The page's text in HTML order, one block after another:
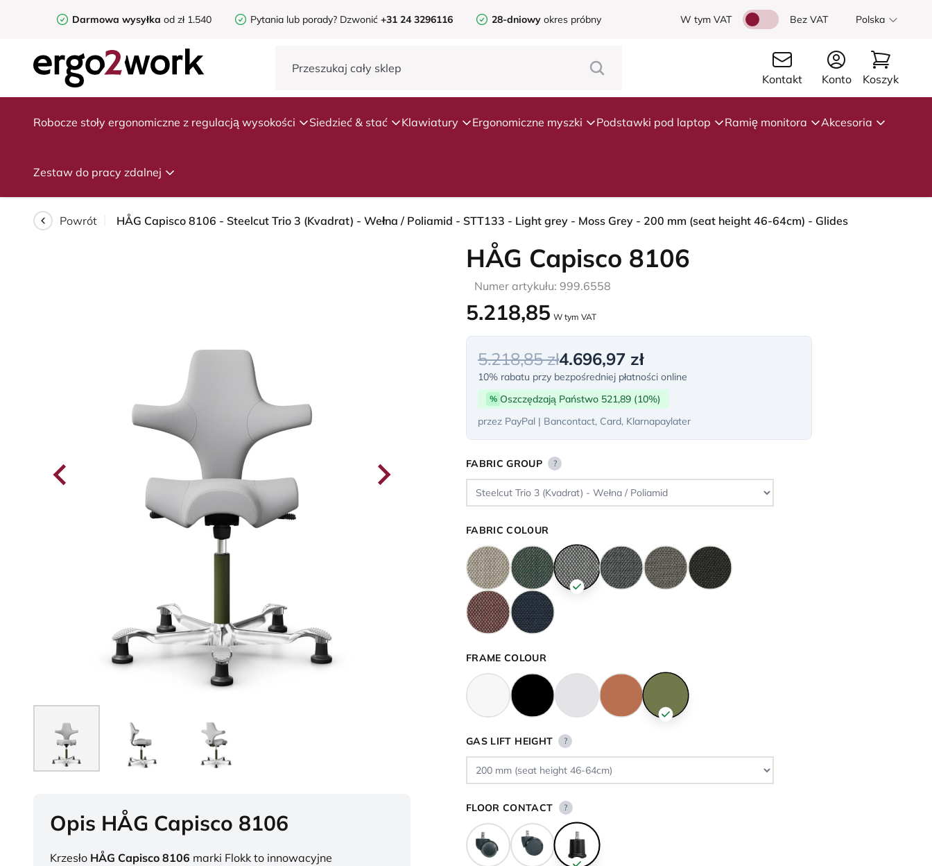
Darmowa wysyłka od zł 1.540 Pytania lub porady? Dzwonić +31 24 3296116 28-dniowy okres próbny W tym VAT Bez VAT Polska
Kontakt Konto Koszyk
Robocze stoły ergonomiczne z regulacją wysokości Siedzieć & stać Klawiatury Ergonomiczne myszki Podstawki pod laptop Ramię monitora Akcesoria
Zestaw do pracy zdalnej
Powrót HÅG Capisco 8106 - Steelcut Trio 3 (Kvadrat) - Wełna / Poliamid - STT133 - Light grey - Moss Grey - 200 mm (seat height 46-64cm) - Glides
Opis HÅG Capisco 8106
Krzesło HÅG Capisco 8106 marki Flokk to innowacyjne
HÅG Capisco 8106
Numer artykułu: 999.6558
5.218,85 W tym VAT
5.218,85 zł4.696,97 zł
10% rabatu przy bezpośredniej płatności online
% Oszczędzają Państwo 521,89 (10%)
przez PayPal | Bancontact, Card, Klarnapaylater
FABRIC GROUP ?
FABRIC COLOUR
FRAME COLOUR
GAS LIFT HEIGHT ?
FLOOR CONTACT ?